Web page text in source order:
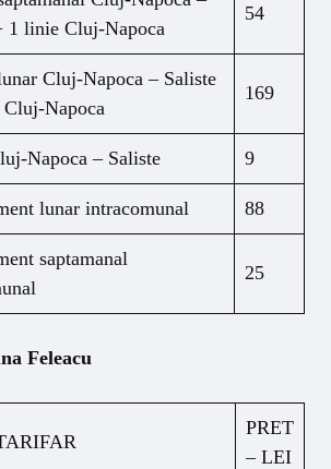
1 linie Cluj-Napoca
54
Cluj-Napoca – Saliste
Napoca
169
Napoca – Saliste 9
lunar intracomunal 88
saptamanal
25
Feleacu
PRET
– LEI